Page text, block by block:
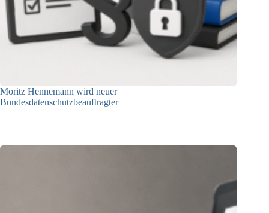
Moritz Hennemann wird neuer
Bundesdatenschutzbeauftragter